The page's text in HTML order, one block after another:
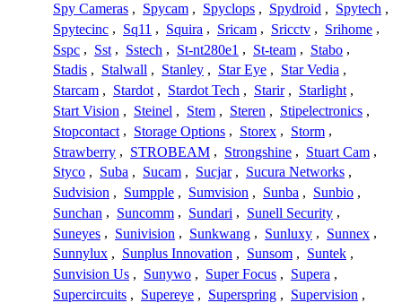
Spy Cameras , Spycam , Spyclops , Spydroid , Spytech ,
Spytecinc , Sq11 , Squira , Sricam , Sricctv , Srihome ,
Sspc , Sst , Sstech , St-nt280e1 , St-team , Stabo ,
Stadis , Stalwall , Stanley , Star Eye , Star Vedia ,
Starcam , Stardot , Stardot Tech , Starir , Starlight ,
Start Vision , Steinel , Stem , Steren , Stipelectronics ,
Stopcontact , Storage Options , Storex , Storm ,
Strawberry , STROBEAM , Strongshine , Stuart Cam ,
Styco , Suba , Sucam , Sucjar , Sucura Networks ,
Sudvision , Sumpple , Sumvision , Sunba , Sunbio ,
Sunchan , Suncomm , Sundari , Sunell Security ,
Suneyes , Sunivision , Sunkwang , Sunluxy , Sunnex ,
Sunnylux , Sunplus Innovation , Sunsom , Suntek ,
Sunvision Us , Sunywo , Super Focus , Supera ,
Supercircuits , Supereye , Superspring , Supervision ,